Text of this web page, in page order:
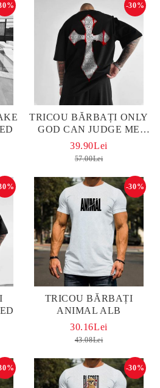
TRICOU BĂRBAȚI ONLY
GOD CAN JUDGE ME
OVERSIZED
-30%
39.90Lei
57.00Lei
TRICOU BĂRBAȚI
ANIMAL ALB
-30%
30.16Lei
43.08Lei
-30%